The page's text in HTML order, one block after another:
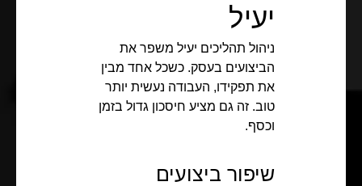
יעיל
ניהול תהליכים יעיל משפר את
הביצועים בעסק. כשכל אחד מבין
את תפקידו, העבודה נעשית יותר
טוב. זה גם מציע חיסכון גדול בזמן
וכסף.
שיפור ביצועים